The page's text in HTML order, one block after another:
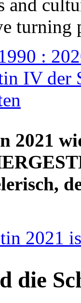
and
turning
:
IV der
2021
2021
die